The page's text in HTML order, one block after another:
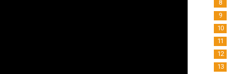
8
9
10
11
12
13